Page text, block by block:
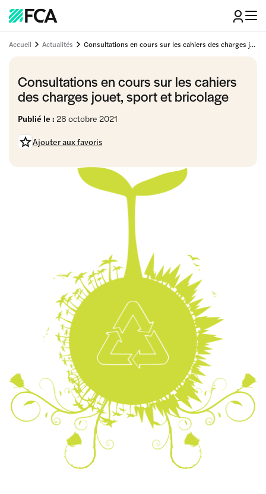
Accueil Actualités Consultations en cours sur les cahiers des charges jouet, sport et bricolage
Consultations en cours sur les cahiers
des charges jouet, sport et bricolage
Publié le : 28 octobre 2021
Ajouter aux favoris